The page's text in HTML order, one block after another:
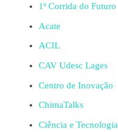
1ª Corrida do Futuro
Acate
ACIL
CAV Udesc Lages
Centro de Inovação
ChimaTalks
Ciência e Tecnologia